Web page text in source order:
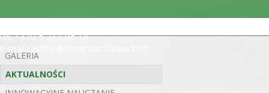
tel. +370 5 213 05 18
GALERIA
AKTUALNOŚCI